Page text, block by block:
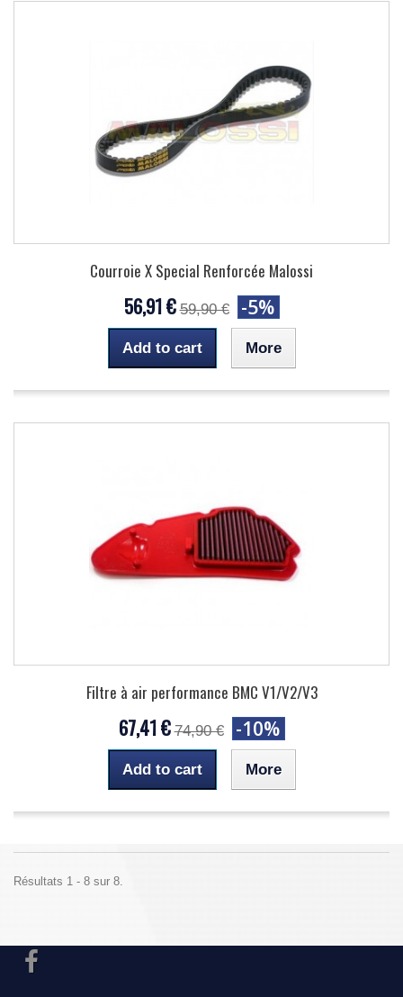
Courroie X Special Renforcée Malossi
56,91 € 59,90 € -5%
Add to cart More
Filtre à air performance BMC V1/V2/V3
67,41 € 74,90 € -10%
Add to cart More
Résultats 1 - 8 sur 8.